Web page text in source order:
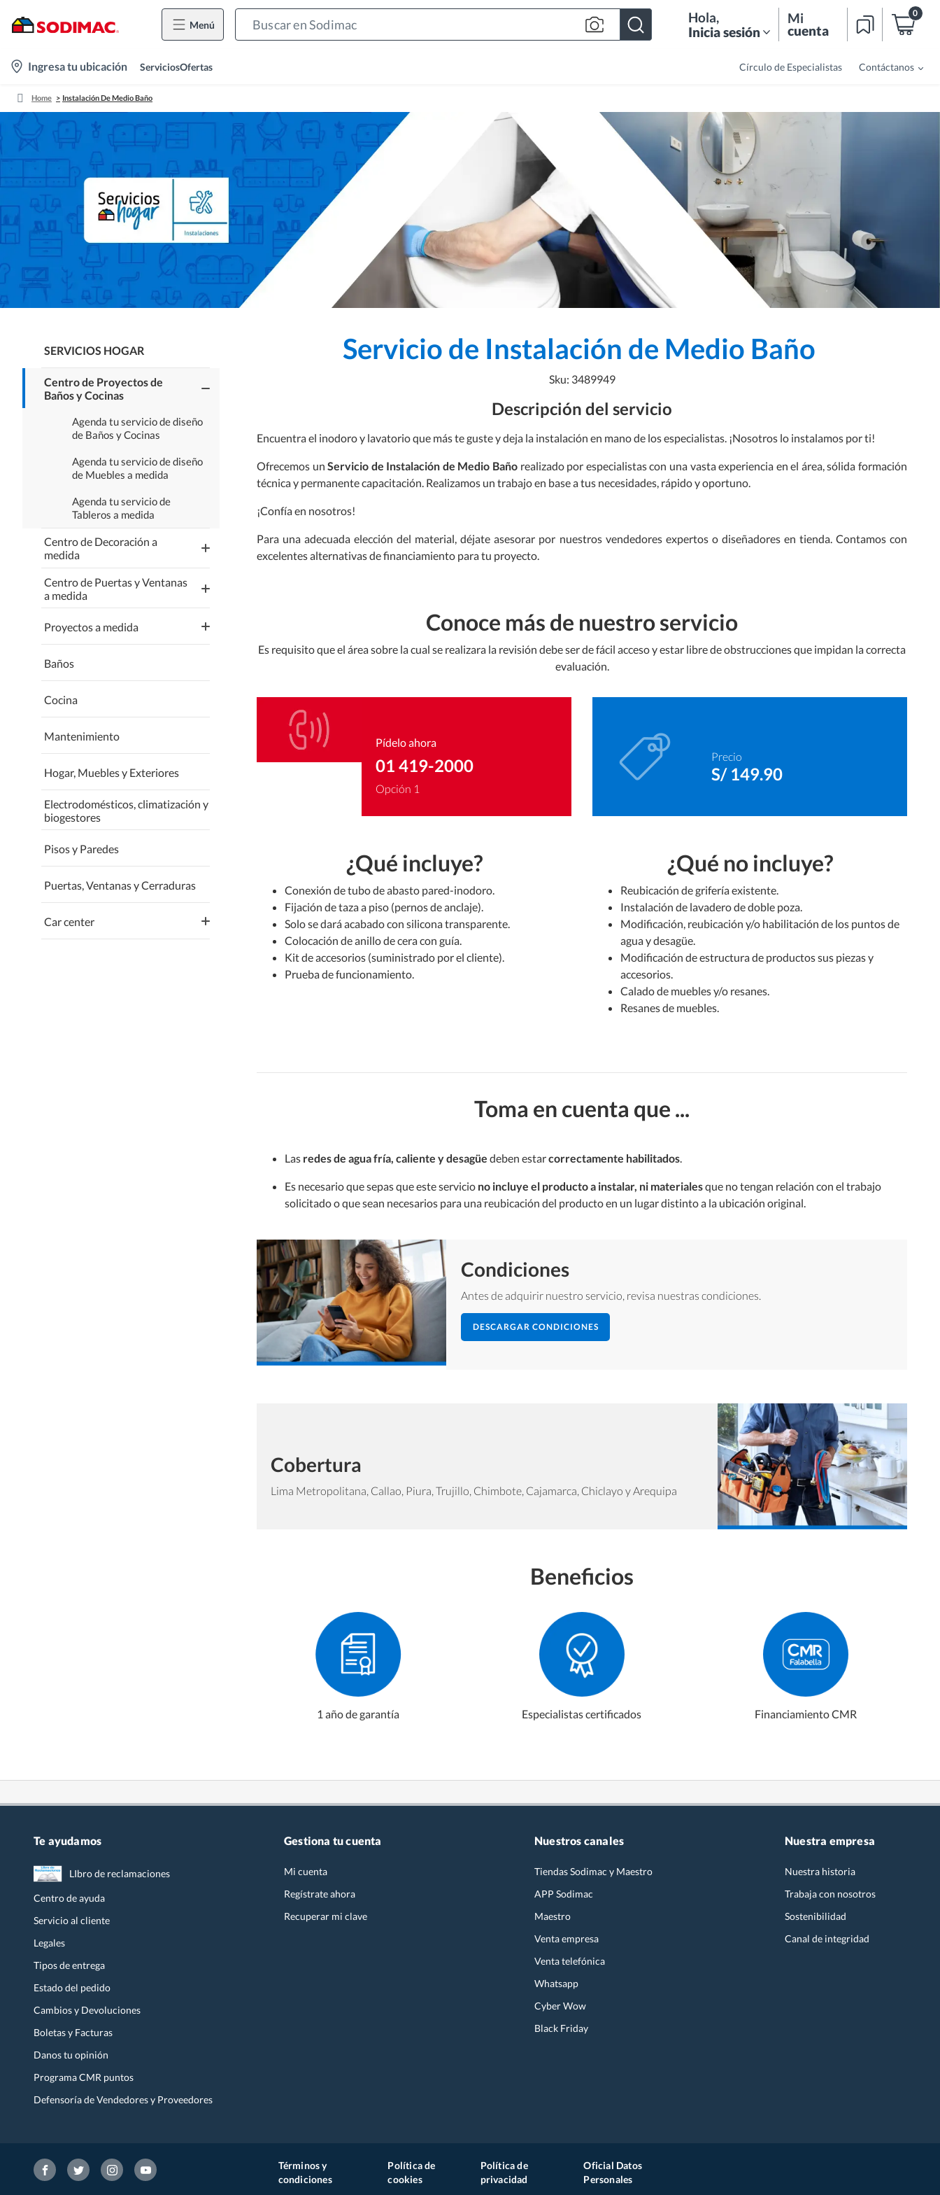
Menú Hola,
Inicia sesión
Mi
cuenta
0
location-
Ingresa tu ubicación ServiciosOfertas Círculo de Especialistas Contáctanos
Home Instalación De Medio Baño
SERVICIOS HOGAR
Centro de Proyectos de
Baños y Cocinas
Agenda tu servicio de diseño
de Baños y Cocinas
Agenda tu servicio de diseño
de Muebles a medida
Agenda tu servicio de
Tableros a medida
Centro de Decoración a
medida
Agenda tu servicio de
Cortinas, Rollers y Persianas
Agenda tu servicio de
mantenimiento de cortinas,
rollers y persianas
Agenda tu servicio de mallas
Centro de Puertas y Ventanas
a medida
Agenda tu servicio de puertas
y ventanas a medida
Proyectos a medida
acondicionado a medida
Baños
Cocina
Mantenimiento
Hogar, Muebles y Exteriores
Electrodomésticos, climatización y
biogestores
Pisos y Paredes
Puertas, Ventanas y Cerraduras
Car center
Servicio de Instalación de Medio Baño
Sku: 3489949
Descripción del servicio
Encuentra el inodoro y lavatorio que más te guste y deja la instalación en mano de los especialistas. ¡Nosotros lo instalamos por ti!
Ofrecemos unServicio de Instalación de Medio Baño realizado por especialistas con una vasta experiencia en el área, sólida formación
técnica y permanente capacitación. Realizamos un trabajo en base a tus necesidades, rápido y oportuno.
¡Confía en nosotros!
Para una adecuada elección del material, déjate asesorar por nuestros vendedores expertos o diseñadores en tienda. Contamos con
excelentes alternativas de financiamiento para tu proyecto.
Conoce más de nuestro servicio
Es requisito que el área sobre la cual se realizara la revisión debe ser de fácil acceso y estar libre de obstrucciones que impidan la correcta
evaluación.
Pídelo ahora
01 419-2000
Opción 1
Precio
S/ 149.90
¿Qué incluye?
Conexión de tubo de abasto pared-inodoro.
Fijación de taza a piso (pernos de anclaje).
Solo se dará acabado con silicona transparente.
Colocación de anillo de cera con guía.
Kit de accesorios (suministrado por el cliente).
Prueba de funcionamiento.
¿Qué no incluye?
Reubicación de grifería existente.
Instalación de lavadero de doble poza.
Modificación, reubicación y/o habilitación de los puntos de
agua y desagüe.
Modificación de estructura de productos sus piezas y
accesorios.
Calado de muebles y/o resanes.
Resanes de muebles.
Toma en cuenta que ...
Las redes de agua fría, caliente y desagüe deben estarcorrectamente habilitados.
Es necesario que sepas que este servicio no incluye el producto a instalar, ni materialesque no tengan relación con el trabajo
solicitado o que sean necesarios para una reubicación del producto en un lugar distinto a la ubicación original.
Condiciones
Antes de adquirir nuestro servicio, revisa nuestras condiciones.
DESCARGAR CONDICIONES
Cobertura
Lima Metropolitana, Callao, Piura, Trujillo, Chimbote, Cajamarca, Chiclayo y Arequipa​
Beneficios
1 año de garantía Especialistas certificados Financiamiento CMR
Te ayudamos
LIbro de reclamaciones
Centro de ayuda
Servicio al cliente
Legales
Tipos de entrega
Estado del pedido
Cambios y Devoluciones
Boletas y Facturas
Danos tu opinión
Programa CMR puntos
Defensoría de Vendedores y Proveedores
Gestiona tu cuenta
Mi cuenta
Regístrate ahora
Recuperar mi clave
Nuestros canales
Tiendas Sodimac y Maestro
APP Sodimac
Maestro
Venta empresa
Venta telefónica
Whatsapp
Cyber Wow
Black Friday
Nuestra empresa
Nuestra historia
Trabaja con nosotros
Sostenibilidad
Canal de integridad
Términos y
condiciones
Política de
cookies
Política de
privacidad
Oficial Datos
Personales